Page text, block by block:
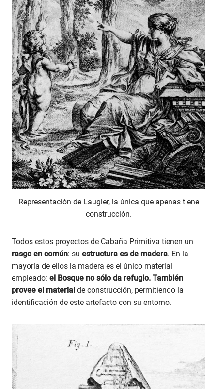
Representación de Laugier, la única que apenas tiene
construcción.
Todos estos proyectos de Cabaña Primitiva tienen un
rasgo en común: su estructura es de madera. En la
mayoría de ellos la madera es el único material
empleado: el Bosque no sólo da refugio. También
provee el material de construcción, permitiendo la
identificación de este artefacto con su entorno.